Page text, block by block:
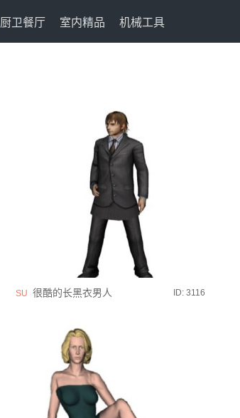
厨卫餐厅 室内精品 机械工具
SU 很酷的长黑衣男人 ID: 3116